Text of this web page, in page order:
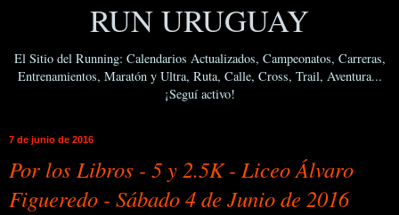
RUN URUGUAY
El Sitio del Running: Calendarios Actualizados, Campeonatos, Carreras,
Entrenamientos, Maratón y Ultra, Ruta, Calle, Cross, Trail, Aventura...
¡Seguí activo!
7 de junio de 2016
Por los Libros - 5 y 2.5K - Liceo Álvaro
Figueredo - Sábado 4 de Junio de 2016